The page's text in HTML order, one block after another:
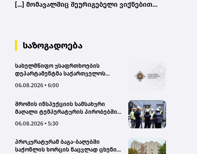
[...] მომავალშიც შეურიგებელი ვიქნებით
საზოგადოება
სახელმწიფო უსაფრთხოების
დეპარტამენტმა საქართველოს
საზიანოდ საბოტაჟის მუხლით
06.08.2026 • 6:00
შრომის ინსპექციის სამსახური
მაღალი ტემპერატურის პირობებში
მონიტორინგს მთელი ქვეყნის
06.08.2026 • 5:30
პროკურატურამ ბაგა-ბაღებში
საქონლის ხორცის ნაცვლად ცხენის